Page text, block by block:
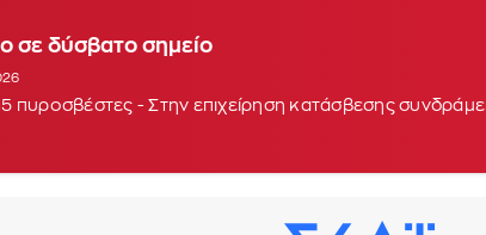
σε δύσβατο σημείο
πυροσβέστες - Στην επιχείρηση κατάσβεσης